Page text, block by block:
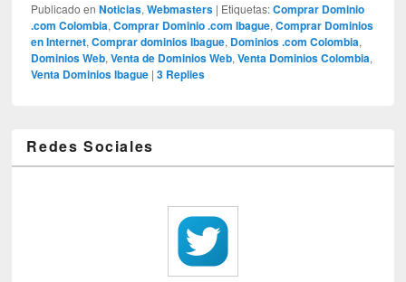
Publicado en Noticias,Webmasters | Etiquetas: Comprar Dominio
.com Colombia,Comprar Dominio .com Ibague,Comprar Dominios
en Internet,Comprar dominios Ibague, Dominios .com Colombia,
Dominios Web,Venta de Dominios Web,Venta Dominios Colombia,
Venta Dominios Ibague |3 Replies
Redes Sociales